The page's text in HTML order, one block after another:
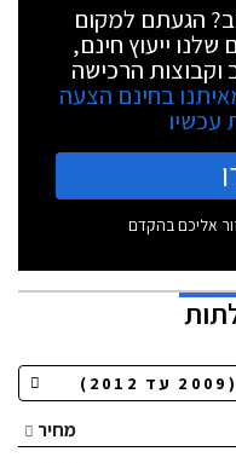
הגעתם למקום
ייעוץ חינם,
וקבוצות הרכישה
בחינם הצעה
עכשיו
אליכם בהקדם
מחיר